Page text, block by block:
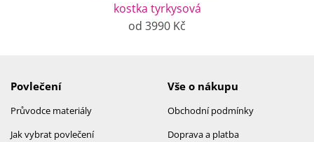
kostka tyrkysová
od 3990 Kč
Povlečení
Průvodce materiály
Jak vybrat povlečení
Vše o nákupu
Obchodní podmínky
Doprava a platba